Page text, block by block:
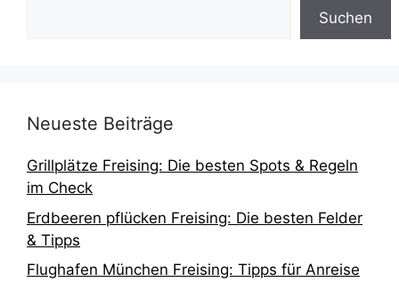
Suchen
Neueste Beiträge
Grillplätze Freising: Die besten Spots & Regeln
im Check
Erdbeeren pflücken Freising: Die besten Felder
& Tipps
Flughafen München Freising: Tipps für Anreise